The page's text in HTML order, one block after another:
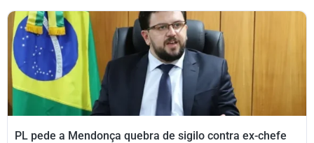
PL pede a Mendonça quebra de sigilo contra ex-chefe